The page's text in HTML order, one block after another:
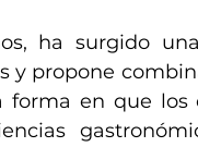
ha surgido
y propone
forma en que los